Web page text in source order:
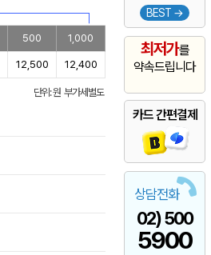
BEST →
최저가를
약속드립니다
카드 간편결제
상담전화
02) 500
5900
500 1,000
12,500 12,400
단위: 원 부가세별도